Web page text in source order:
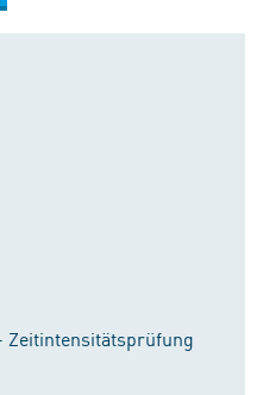
Zeitintensitätsprüfung